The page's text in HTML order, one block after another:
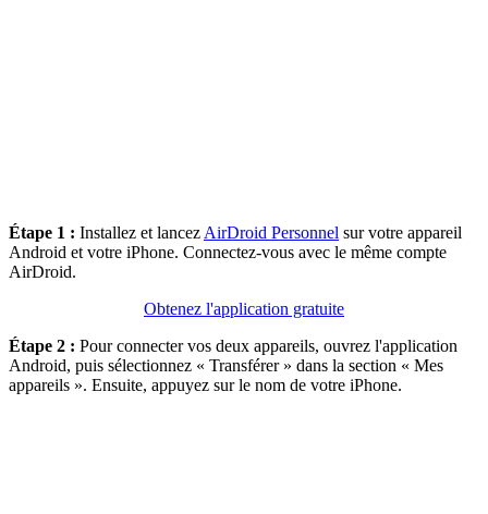
Étape 1 : Installez et lancez AirDroid Personnel sur votre appareil
Android et votre iPhone. Connectez-vous avec le même compte
AirDroid.
Obtenez l'application gratuite
Étape 2 : Pour connecter vos deux appareils, ouvrez l'application
Android, puis sélectionnez « Transférer » dans la section « Mes
appareils ». Ensuite, appuyez sur le nom de votre iPhone.